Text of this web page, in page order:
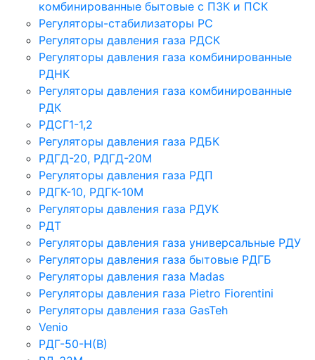
комбинированные бытовые с ПЗК и ПСК
Регуляторы-стабилизаторы РС
Регуляторы давления газа РДСК
Регуляторы давления газа комбинированные
РДНК
Регуляторы давления газа комбинированные
РДК
РДСГ1-1,2
Регуляторы давления газа РДБК
РДГД-20, РДГД-20М
Регуляторы давления газа РДП
РДГК-10, РДГК-10М
Регуляторы давления газа РДУК
РДТ
Регуляторы давления газа универсальные РДУ
Регуляторы давления газа бытовые РДГБ
Регуляторы давления газа Madas
Регуляторы давления газа Рietro Fiorentini
Регуляторы давления газа GasTeh
Venio
РДГ-50-Н(В)